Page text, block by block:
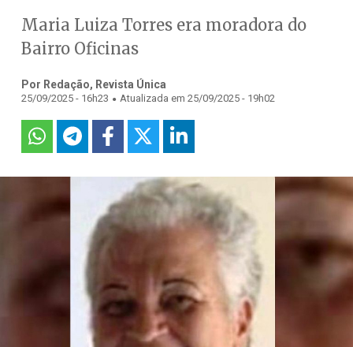
Maria Luiza Torres era moradora do
Bairro Oficinas
Por Redação, Revista Única
25/09/2025 - 16h23 . Atualizada em 25/09/2025 - 19h02